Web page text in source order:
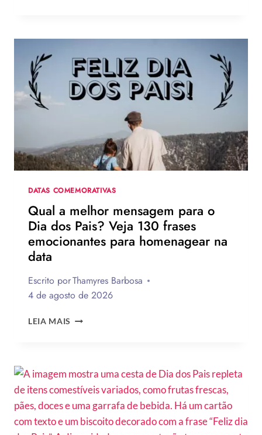
ZENDAYA
TURNÊ
DE
DIVULGAÇÃO
DE
UM
NOVO
DIA
DATAS COMEMORATIVAS
Qual a melhor mensagem para o
Dia dos Pais? Veja 130 frases
emocionantes para homenagear na
data
Escrito porThamyres Barbosa
4 de agosto de 2026
LEIA MAIS QUAL
O
DIA
DOS
PAIS?